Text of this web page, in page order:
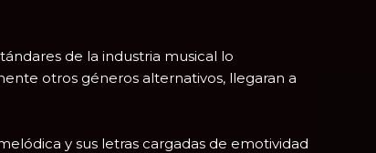
de la industria musical lo
otros géneros alternativos, llegaran a
y sus letras cargadas de emotividad